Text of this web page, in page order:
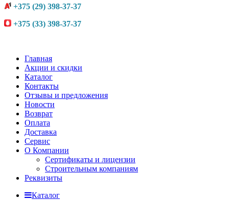
+375 (29) 398-37-37
+375 (33) 398-37-37
Главная
Акции и скидки
Каталог
Контакты
Отзывы и предложения
Новости
Возврат
Оплата
Доставка
Сервис
О Компании
Сертификаты и лицензии
Строительным компаниям
Реквизиты
Каталог